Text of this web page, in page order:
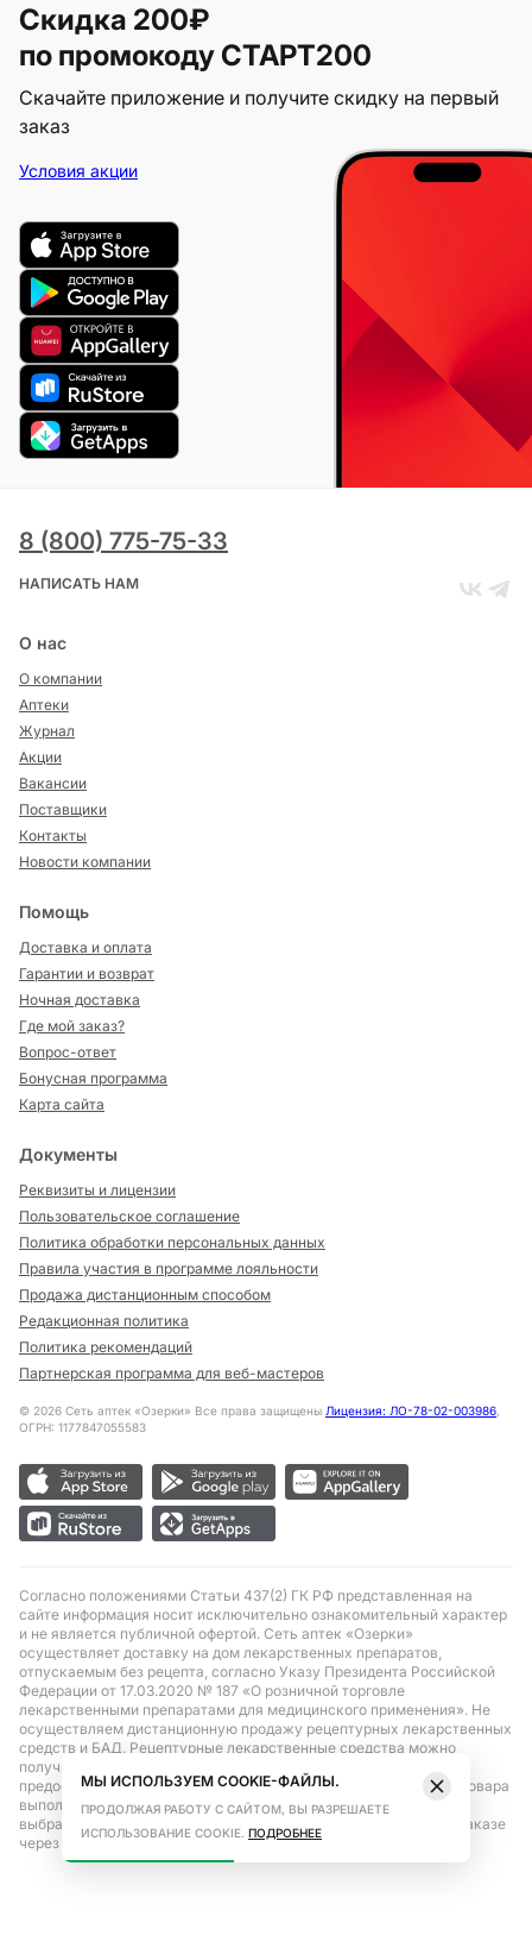
Скидка 200₽
по промокоду СТАРТ200
Скачайте приложение и получите скидку на первый
заказ
Условия акции
8 (800) 775-75-33
НАПИСАТЬ НАМ
О нас
О компании
Аптеки
Журнал
Акции
Вакансии
Поставщики
Контакты
Новости компании
Помощь
Доставка и оплата
Гарантии и возврат
Ночная доставка
Где мой заказ?
Вопрос-ответ
Бонусная программа
Карта сайта
Документы
Реквизиты и лицензии
Пользовательское соглашение
Политика обработки персональных данных
Правила участия в программе лояльности
Продажа дистанционным способом
Редакционная политика
Политика рекомендаций
Партнерская программа для веб-мастеров
© 2026 Сеть аптек «Озерки» Все права защищены Лицензия: ЛО-78-02-003986,
ОГРН: 1177847055583
Согласно положениями Статьи 437(2) ГК РФ представленная на
сайте информация носит исключительно ознакомительный характер
и не является публичной офертой. Сеть аптек «Озерки»
осуществляет доставку на дом лекарственных препаратов,
отпускаемым без рецепта, согласно Указу Президента Российской
Федерации от 17.03.2020 № 187 «О розничной торговле
лекарственными препаратами для медицинского применения». Не
осуществляем дистанционную продажу рецептурных лекарственных
средств и БАД. Рецептурные лекарственные средства можно
получить только при помощи самовывоза в аптеке при
предоставлении рецепта, выписанного врачом. Бронирование товара
выполняется при условиях последующего выкупа заказа в
выбранном аптечном пункте. Цена действительна только при заказе
через сайт.
МЫ ИСПОЛЬЗУЕМ COOKIE-ФАЙЛЫ.
ПРОДОЛЖАЯ РАБОТУ С САЙТОМ, ВЫ РАЗРЕШАЕТЕ
ИСПОЛЬЗОВАНИЕ COOKIE. ПОДРОБНЕЕ